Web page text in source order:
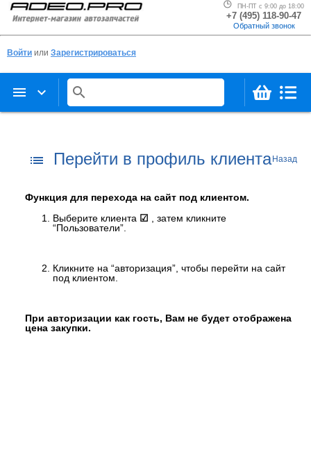
ПН-ПТ с 9:00 до 18:00
+7 (495) 118-90-47
Обратный звонок
Войти или Зарегистрироваться
menu keyboard_arrow_down search
list Перейти в профиль клиента Назад
Функция для перехода на сайт под клиентом.
Выберите клиента ☑ , затем кликните
“Пользователи”.
Кликните на “авторизация”, чтобы перейти на сайт
под клиентом.
При авторизации как гость, Вам не будет отображена
цена закупки.